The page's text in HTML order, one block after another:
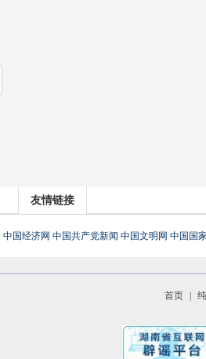
友情链接
中国经济网 中国共产党新闻 中国文明网 中国国
首页